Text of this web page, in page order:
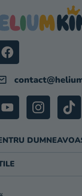
contact@